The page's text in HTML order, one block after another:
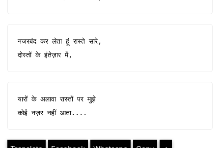
नजरबंद कर लेता हूं रास्ते सारे,
दोस्तों के इंतेज़ार में,
यारों के अलावा रास्तों पर मुझे
कोई नज़र नहीं आता....